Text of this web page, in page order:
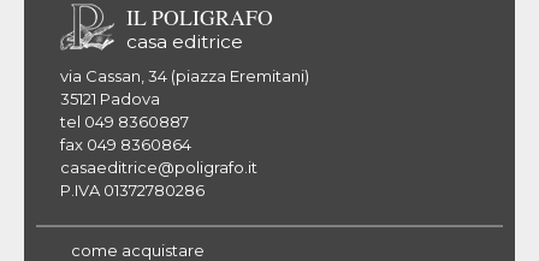
IL POLIGRAFO
casa editrice
via Cassan, 34 (piazza Eremitani)
35121 Padova
tel 049 8360887
fax 049 8360864
casaeditrice@poligrafo.it
P.IVA 01372780286
come acquistare